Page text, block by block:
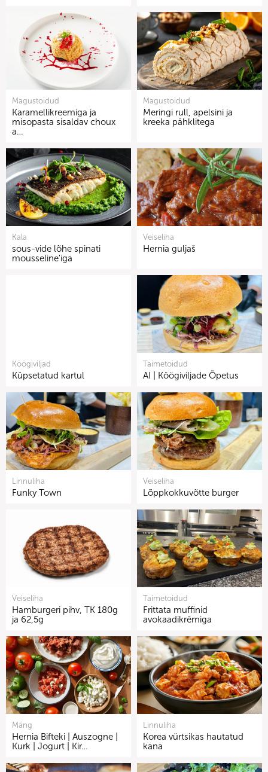
Magustoidud
Karamellikreemiga ja
misopasta sisaldav choux
a…
Magustoidud
Meringi rull, apelsini ja
kreeka pähklitega
Kala
sous-vide lõhe spinati
mousseline'iga
Veiseliha
Hernia guljaš
Köögiviljad
Küpsetatud kartul
Taimetoidud
AI | Köögiviljade Õpetus
Linnuliha
Funky Town
Veiseliha
Lõppkokkuvõtte burger
Veiseliha
Hamburgeri pihv, TK 180g
ja 62,5g
Taimetoidud
Frittata muffinid
avokaadikrēmiga
Mäng
Hernia Bifteki | Auszogne |
Kurk | Jogurt | Kir…
Linnuliha
Korea vürtsikas hautatud
kana